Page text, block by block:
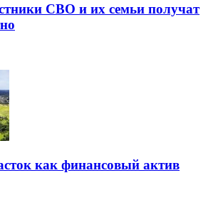
СВО и их семьи получат
как финансовый актив